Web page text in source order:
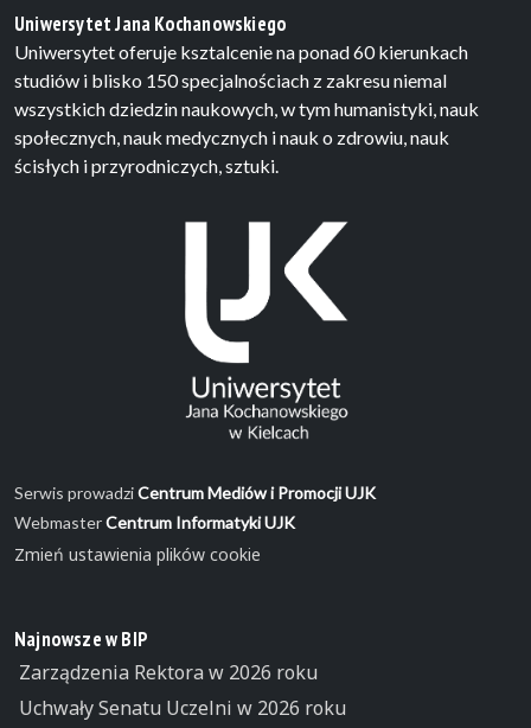
Uniwersytet Jana Kochanowskiego
Uniwersytet oferuje ksztalcenie na ponad 60 kierunkach
studiów i blisko 150 specjalnościach z zakresu niemal
wszystkich dziedzin naukowych, w tym humanistyki, nauk
społecznych, nauk medycznych i nauk o zdrowiu, nauk
ścisłych i przyrodniczych, sztuki.
Serwis prowadziCentrum Mediów i Promocji UJK
WebmasterCentrum Informatyki UJK
Zmień ustawienia plików cookie
Najnowsze w BIP
Zarządzenia Rektora w 2026 roku
Uchwały Senatu Uczelni w 2026 roku